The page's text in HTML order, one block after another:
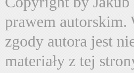
prawem autorskim.
zgody autora jest
materiały z tej